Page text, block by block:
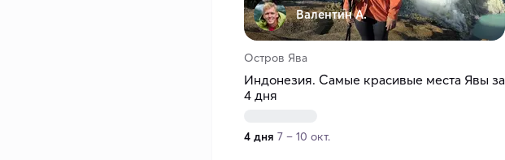
Валентин А.
Остров Ява
Индонезия. Самые красивые места Явы за
4 дня
4 дня 7 – 10 окт.